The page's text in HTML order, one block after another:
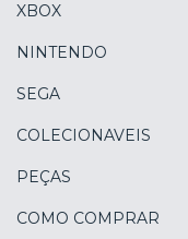
XBOX
NINTENDO
SEGA
COLECIONAVEIS
PEÇAS
COMO COMPRAR